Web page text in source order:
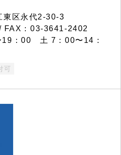
区永代2-30-3
：03-3641-2402
19：00 土 7：00〜14：
可